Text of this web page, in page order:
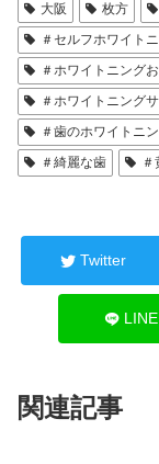
大阪
枚方
＃セルフホワイト
＃ホワイトニング
＃ホワイトニング
＃歯のホワイトニ
＃綺麗な歯
Twitter
LINE
関連記事